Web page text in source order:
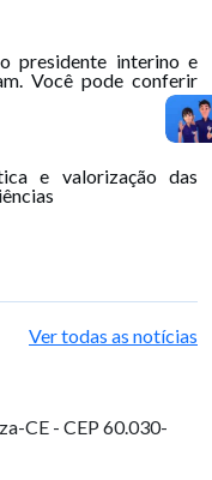
presidente interino e
Você pode conferir
e valorização das
Ver todas as notícias
CE - CEP 60.030-